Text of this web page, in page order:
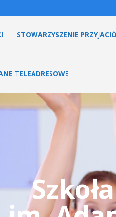
STOWARZYSZENIE
TELEADRESOWE